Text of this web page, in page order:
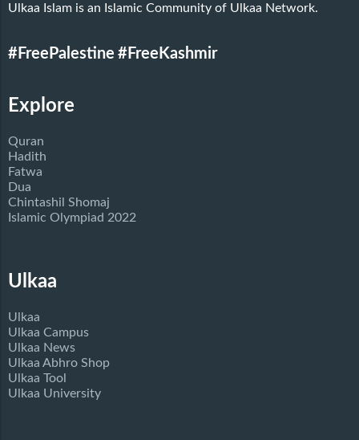
Ulkaa Islam is an Islamic Community of Ulkaa Network.
#FreePalestine #FreeKashmir
Explore
Quran
Hadith
Fatwa
Dua
Chintashil Shomaj
Islamic Olympiad 2022
Ulkaa
Ulkaa
Ulkaa Campus
Ulkaa News
Ulkaa Abhro Shop
Ulkaa Tool
Ulkaa University